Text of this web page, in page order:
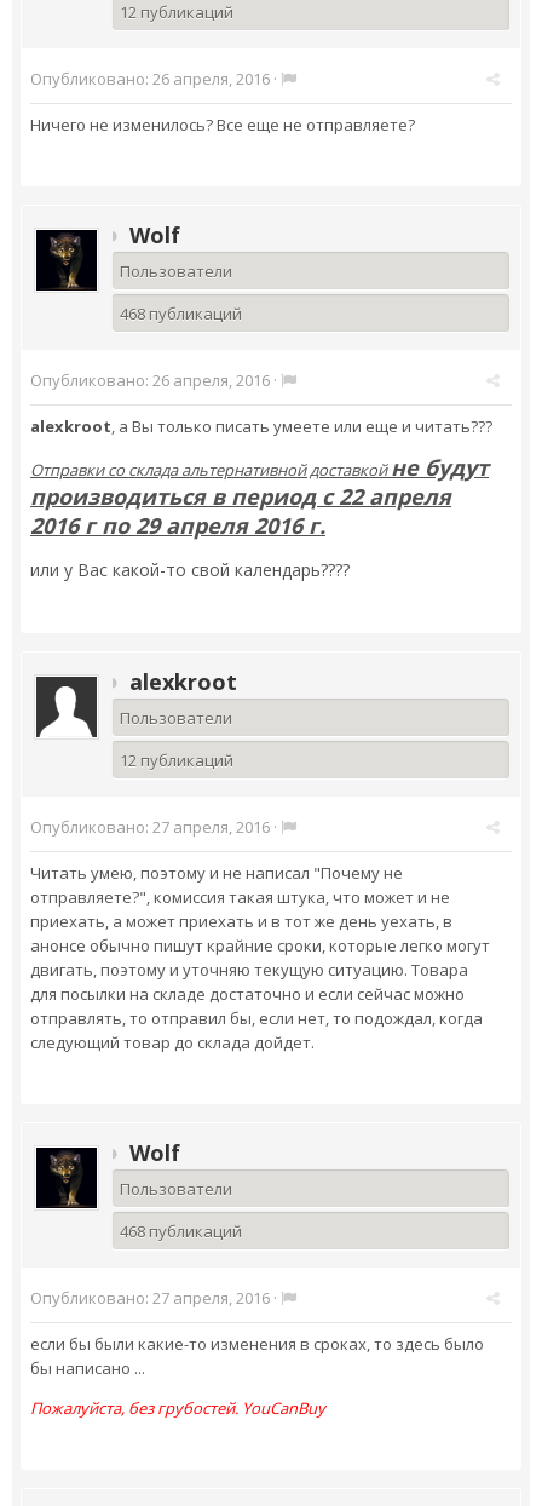
12 публикаций
Опубликовано: 26 апреля, 2016 ·
Ничего не изменилось? Все еще не отправляете?
Wolf
Пользователи
468 публикаций
Опубликовано: 26 апреля, 2016 ·
alexkroot, а Вы только писать умеете или еще и читать???
Отправки со склада альтернативной доставкойне будут
производиться в период с 22 апреля
2016 г по 29 апреля 2016 г.
или у Вас какой-то свой календарь????
alexkroot
Пользователи
12 публикаций
Опубликовано: 27 апреля, 2016 ·
Читать умею, поэтому и не написал "Почему не
отправляете?", комиссия такая штука, что может и не
приехать, а может приехать и в тот же день уехать, в
анонсе обычно пишут крайние сроки, которые легко могут
двигать, поэтому и уточняю текущую ситуацию. Товара
для посылки на складе достаточно и если сейчас можно
отправлять, то отправил бы, если нет, то подождал, когда
следующий товар до склада дойдет.
Wolf
Пользователи
468 публикаций
Опубликовано: 27 апреля, 2016 ·
если бы были какие-то изменения в сроках, то здесь было
бы написано ...
Пожалуйста, без грубостей. YouCanBuy